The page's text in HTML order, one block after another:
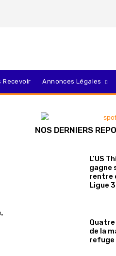
Recevoir Annonces Légales
NOS DERNIERS
L’US
gagne
rentre
Ligue 3
de la
refuge